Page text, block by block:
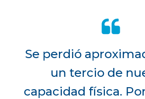
Se perdió
un tercio de
capacidad física.